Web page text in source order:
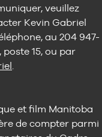
veuillez
Kevin Gabriel
au 204 947-
poste 15, ou par
.
et film Manitoba
de compter parmi